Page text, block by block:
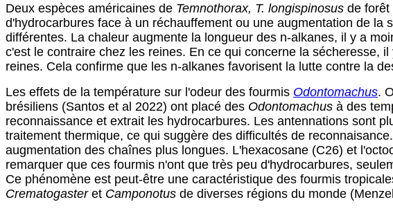
Deux espèces américaines de Temnothorax, T. longispinosus de forêt
d'hydrocarbures face à un réchauffement ou une augmentation de
différentes. La chaleur augmente la longueur des n-alkanes, il y a
c'est le contraire chez les reines. En ce qui concerne la sécheresse,
reines. Cela confirme que les n-alkanes favorisent la lutte contre la
Les effets de la température sur l'odeur des fourmis Odontomachus.
brésiliens (Santos et al 2022) ont placé des Odontomachus à des
reconnaissance et extrait les hydrocarbures. Les antennations sont
traitement thermique, ce qui suggère des difficultés de
augmentation des chaînes plus longues. L'hexacosane (C26) et
remarquer que ces fourmis n'ont que très peu d'hydrocarbures,
Ce phénomène est peut-être une caractéristique des fourmis
Crematogaster et Camponotus de diverses régions du monde